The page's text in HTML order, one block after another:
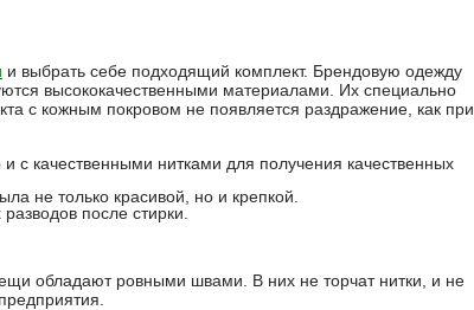
и выбрать себе подходящий комплект. Брендовую одежду
высококачественными материалами. Их специально
с кожным покровом не появляется раздражение, как при
с качественными нитками для получения качественных
не только красивой, но и крепкой.
после стирки.
обладают ровными швами. В них не торчат нитки, и не